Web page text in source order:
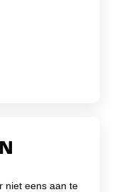
niet eens aan te